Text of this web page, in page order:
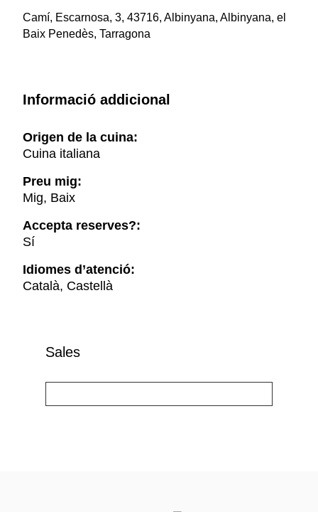
Camí, Escarnosa, 3, 43716, Albinyana, Albinyana, el
Baix Penedès, Tarragona
Informació addicional
Origen de la cuina:
Cuina italiana
Preu mig:
Mig, Baix
Accepta reserves?:
Sí
Idiomes d’atenció:
Català, Castellà
Sales